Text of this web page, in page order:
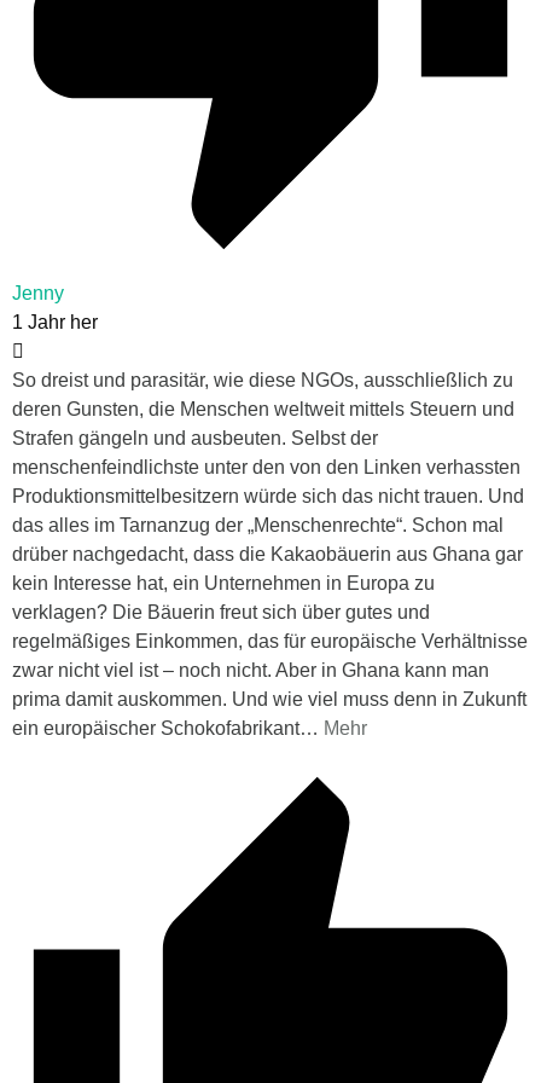
Jenny
1 Jahr her
So dreist und parasitär, wie diese NGOs, ausschließlich zu
deren Gunsten, die Menschen weltweit mittels Steuern und
Strafen gängeln und ausbeuten. Selbst der
menschenfeindlichste unter den von den Linken verhassten
Produktionsmittelbesitzern würde sich das nicht trauen. Und
das alles im Tarnanzug der „Menschenrechte“. Schon mal
drüber nachgedacht, dass die Kakaobäuerin aus Ghana gar
kein Interesse hat, ein Unternehmen in Europa zu
verklagen? Die Bäuerin freut sich über gutes und
regelmäßiges Einkommen, das für europäische Verhältnisse
zwar nicht viel ist – noch nicht. Aber in Ghana kann man
prima damit auskommen. Und wie viel muss denn in Zukunft
ein europäischer Schokofabrikant… Mehr